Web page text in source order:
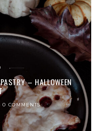
– HALLOWEEN
0 COMMENTS